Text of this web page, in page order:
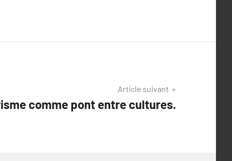
Article suivant
comme pont entre cultures.